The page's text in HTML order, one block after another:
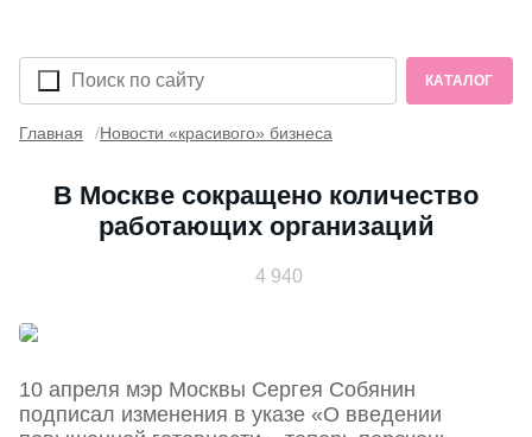
КАТАЛОГ
Главная Новости «красивого» бизнеса
В Москве сокращено количество
работающих организаций
4 940
10 апреля мэр Москвы Сергея Собянин
подписал изменения в указе «О введении